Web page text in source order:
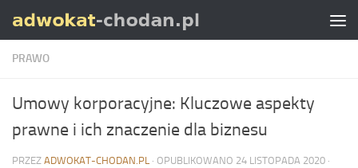
Skip to content
PRAWO
Umowy korporacyjne: Kluczowe aspekty
prawne i ich znaczenie dla biznesu
PRZEZ ADWOKAT-CHODAN.PL · OPUBLIKOWANO 24 LISTOPADA 2020 ·